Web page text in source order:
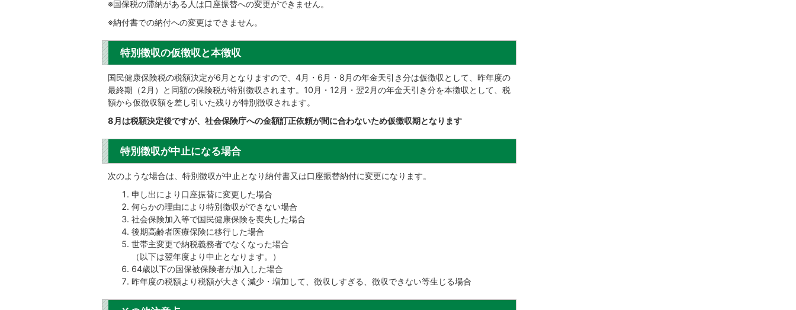
※国保税の滞納がある人は口座振替への変更ができません。
※納付書での納付への変更はできません。
特別徴収の仮徴収と本徴収
国民健康保険税の税額決定が6月となりますので、4月・6月・8月の年金天引き分は仮徴収として、昨年度の
最終期（2月）と同額の保険税が特別徴収されます。10月・12月・翌2月の年金天引き分を本徴収として、税
額から仮徴収額を差し引いた残りが特別徴収されます。
8月は税額決定後ですが、社会保険庁への金額訂正依頼が間に合わないため仮徴収期となります
特別徴収が中止になる場合
次のような場合は、特別徴収が中止となり納付書又は口座振替納付に変更になります。
申し出により口座振替に変更した場合
何らかの理由により特別徴収ができない場合
社会保険加入等で国民健康保険を喪失した場合
後期高齢者医療保険に移行した場合
世帯主変更で納税義務者でなくなった場合
（以下は翌年度より中止となります。）
64歳以下の国保被保険者が加入した場合
昨年度の税額より税額が大きく減少・増加して、徴収しすぎる、徴収できない等生じる場合